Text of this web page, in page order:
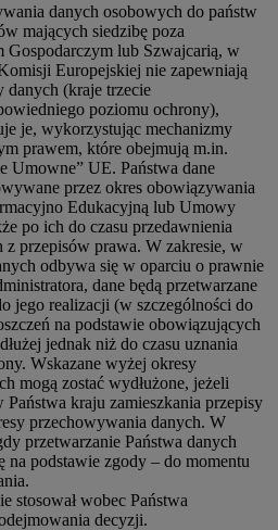
danych osobowych do państw
mających siedzibę poza
Gospodarczym lub Szwajcarią, w
Europejskiej nie zapewniają
danych (kraje trzecie
poziomu ochrony),
je, wykorzystując mechanizmy
prawem, które obejmują m.in.
Umowne” UE. Państwa dane
przez okres obowiązywania
Edukacyjną lub Umowy
po ich do czasu przedawnienia
z przepisów prawa. W zakresie, w
odbywa się w oparciu o prawnie
dane będą przetwarzane
jego realizacji (w szczególności do
na podstawie obowiązujących
jednak niż do czasu uznania
Wskazane wyżej okresy
mogą zostać wydłużone, jeżeli
Państwa kraju zamieszkania przepisy
przechowywania danych. W
przetwarzanie Państwa danych
na podstawie zgody – do momentu
stosował wobec Państwa
decyzji.